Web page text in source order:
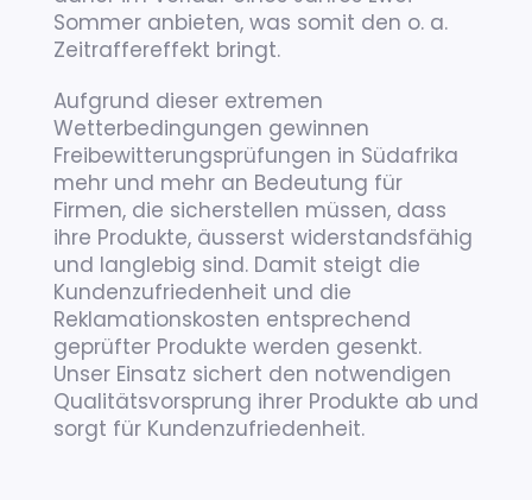
Sommer anbieten, was somit den o. a.
Zeitraffereffekt bringt.
Aufgrund dieser extremen
Wetterbedingungen gewinnen
Freibewitterungsprüfungen in Südafrika
mehr und mehr an Bedeutung für
Firmen, die sicherstellen müssen, dass
ihre Produkte, äusserst widerstandsfähig
und langlebig sind. Damit steigt die
Kundenzufriedenheit und die
Reklamationskosten entsprechend
geprüfter Produkte werden gesenkt.
Unser Einsatz sichert den notwendigen
Qualitätsvorsprung ihrer Produkte ab und
sorgt für Kundenzufriedenheit.